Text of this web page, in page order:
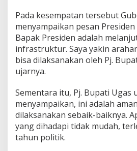
Pada kesempatan tersebut
menyampaikan pesan Presiden
Bapak Presiden adalah
infrastruktur. Saya yakin
bisa dilaksanakan oleh Pj.
ujarnya.
Sementara itu, Pj. Bupati Ugas
menyampaikan, ini adalah
dilaksanakan sebaik-baiknya.
yang dihadapi tidak mudah,
tahun politik.